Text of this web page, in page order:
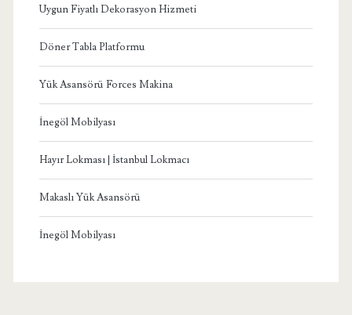
Uygun Fiyatlı Dekorasyon Hizmeti
Döner Tabla Platformu
Yük Asansörü Forces Makina
İnegöl Mobilyası
Hayır Lokması | İstanbul Lokmacı
Makaslı Yük Asansörü
İnegöl Mobilyası